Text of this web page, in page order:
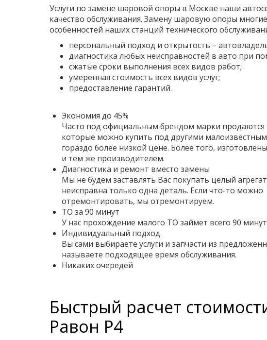
Услуги по замене шаровой опоры в Москве наши
качество обслуживания. Замену шаровую опоры
особенностей наших станций технического
персональный подход и открытость –
диагностика любых неисправностей в авто при
сжатые сроки выполнения всех видов работ;
умеренная стоимость всех видов услуг;
предоставление гарантий.
Экономия до 45%
Часто под официальным брендом марки продаются
которые можно купить под другими
гораздо более низкой цене. Более того,
и тем же производителем.
Диагностика и ремонт вместо замены
Мы не будем заставлять Вас покупать целый
неисправна только одна деталь. Если что-то можно
отремонтировать, мы отремонтируем.
ТО за 90 минут
У нас прохождение малого ТО займет всего 90
Индивидуальный подход
Вы сами выбираете услуги и запчасти из
называете подходящее время обслуживания.
Никаких очередей
Быстрый расчет
Равон Р4